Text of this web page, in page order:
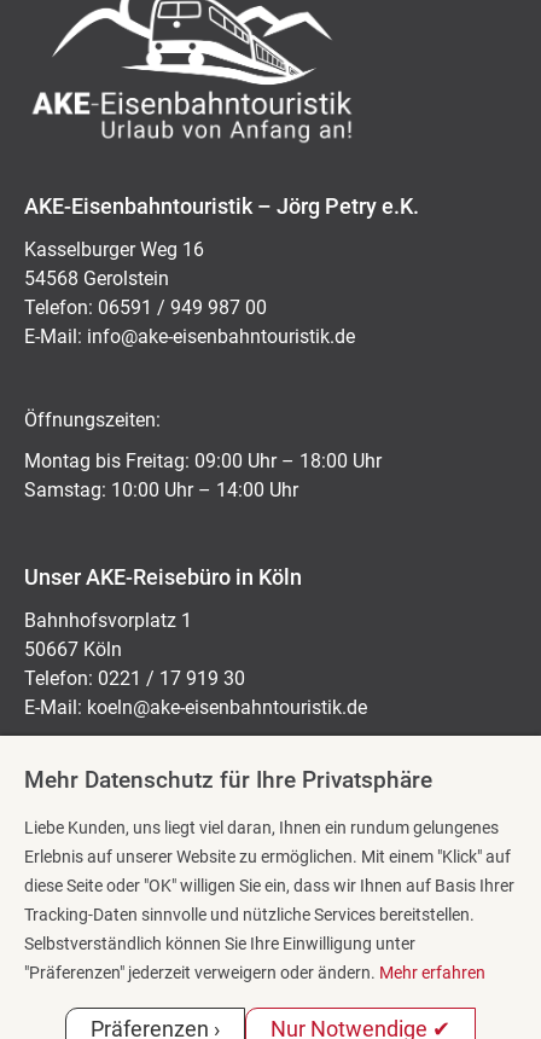
AKE-Eisenbahntouristik – Jörg Petry e.K.
Kasselburger Weg 16
54568 Gerolstein
Telefon: 06591 / 949 987 00
E-Mail: ed.kitsiruotnhabnesie-eka@ofni
Öffnungszeiten:
Montag bis Freitag: 09:00 Uhr – 18:00 Uhr
Samstag: 10:00 Uhr – 14:00 Uhr
Unser AKE-Reisebüro in Köln
Bahnhofsvorplatz 1
50667 Köln
Telefon: 0221 / 17 919 30
E-Mail: koeln@ake-eisenbahntouristik.de
Öffnungszeiten:
Montag bis Freitag: 10:00 Uhr – 18:00 Uhr
Samstag: 10:00 Uhr – 14:00 Uhr
Reisekategorien
Impressum
Mehr Datenschutz für Ihre Privatsphäre
Liebe Kunden, uns liegt viel daran, Ihnen ein rundum gelungenes
Erlebnis auf unserer Website zu ermöglichen. Mit einem "Klick" auf
diese Seite oder "OK" willigen Sie ein, dass wir Ihnen auf Basis Ihrer
Tracking-Daten sinnvolle und nützliche Services bereitstellen.
Selbstverständlich können Sie Ihre Einwilligung unter
"Präferenzen" jederzeit verweigern oder ändern. Mehr erfahren
Präferenzen › Nur Notwendige ✔